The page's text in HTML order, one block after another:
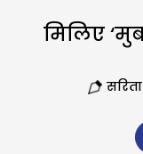
मिलिए